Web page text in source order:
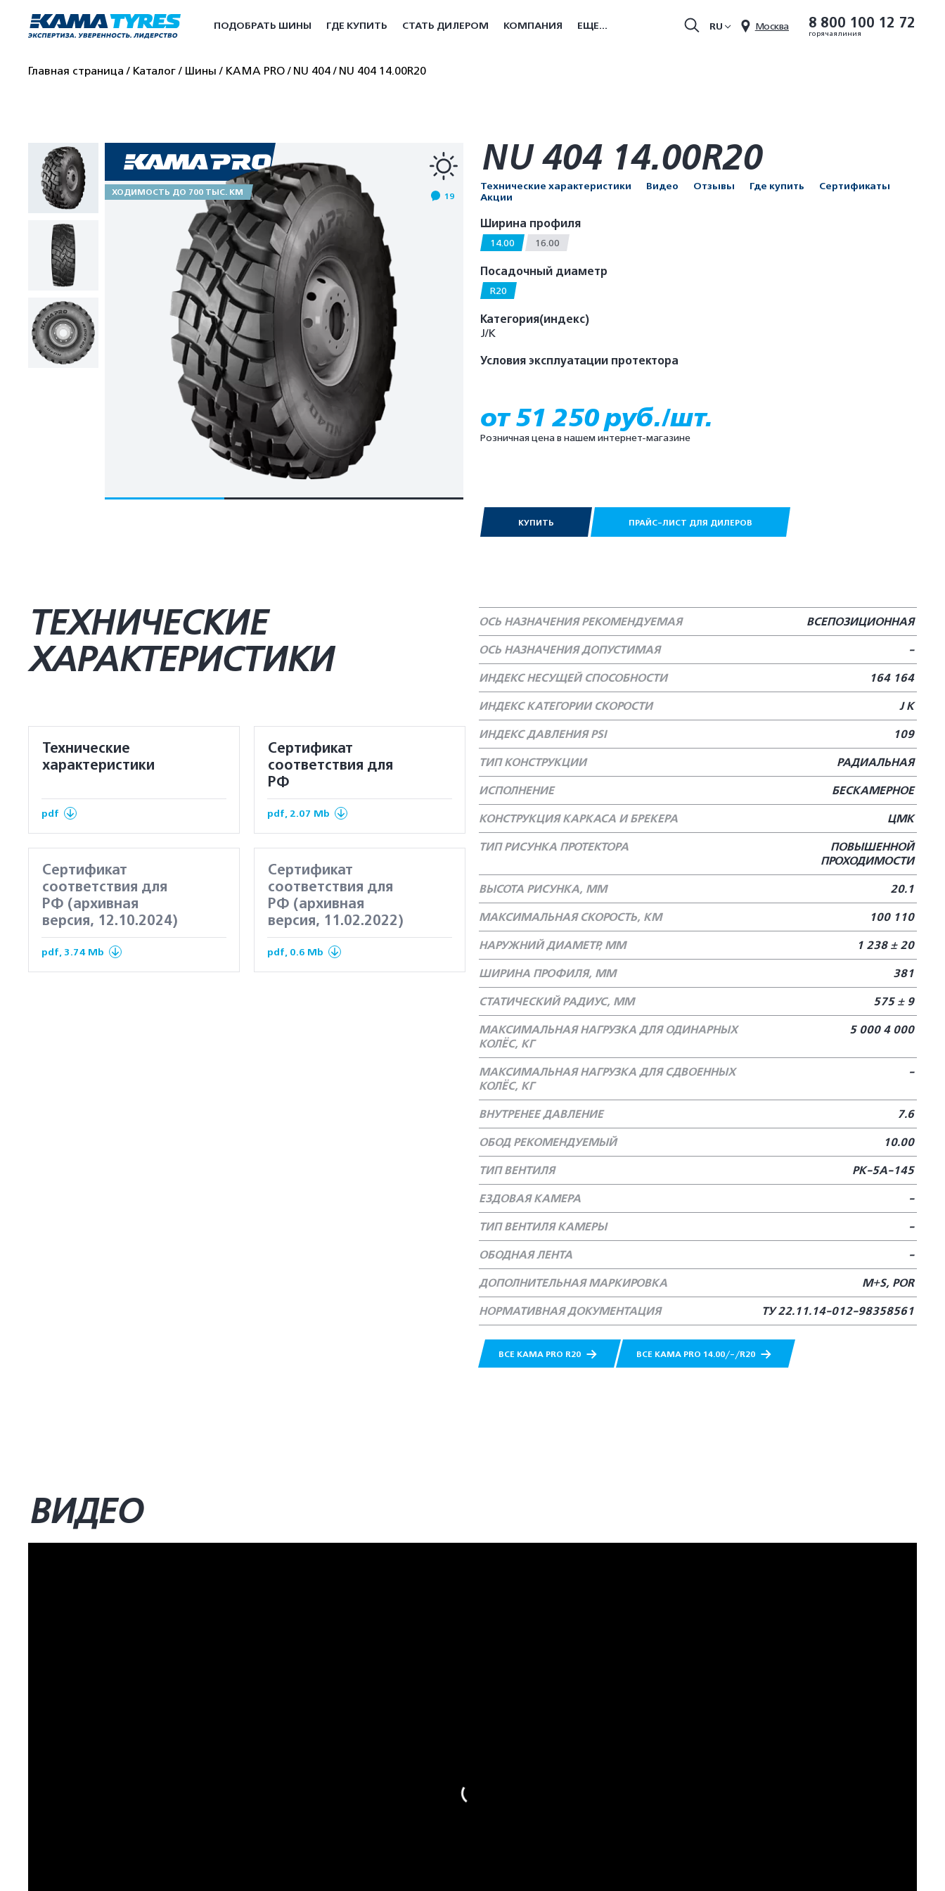
8 800 100 12 72
горячая линия
Москва
RU
ПОДОБРАТЬ ШИНЫ ГДЕ КУПИТЬ СТАТЬ ДИЛЕРОМ КОМПАНИЯ ЕЩЕ...
Главная страница Каталог Шины КАМА PRO NU 404 NU 404 14.00R20
ХОДИМОСТЬ ДО 700 ТЫС. КМ 19
NU 404 14.00R20
Технические характеристики Видео Отзывы Где купить
Сертификаты
Акции
Ширина профиля
14.00 16.00
Посадочный диаметр
R20
Категория(индекс)
J/K
Условия эксплуатации протектора
от 51 250 руб./шт.
Розничная цена в нашем интернет-магазине
КУПИТЬ ПРАЙС-ЛИСТ ДЛЯ ДИЛЕРОВ
ТЕХНИЧЕСКИЕ
ХАРАКТЕРИСТИКИ
Технические
характеристики
pdf
Сертификат
соответствия для
РФ
pdf, 2.07 Mb
Сертификат
соответствия для
РФ (архивная
версия, 12.10.2024)
pdf, 3.74 Mb
Сертификат
соответствия для
РФ (архивная
версия, 11.02.2022)
pdf, 0.6 Mb
ОСЬ НАЗНАЧЕНИЯ РЕКОМЕНДУЕМАЯ
ВСЕПОЗИЦИОННАЯ
ОСЬ НАЗНАЧЕНИЯ ДОПУСТИМАЯ
-
ИНДЕКС НЕСУЩЕЙ СПОСОБНОСТИ
164 164
ИНДЕКС КАТЕГОРИИ СКОРОСТИ
J К
ИНДЕКС ДАВЛЕНИЯ PSI
109
ТИП КОНСТРУКЦИИ
РАДИАЛЬНАЯ
ИСПОЛНЕНИЕ
БЕСКАМЕРНОЕ
КОНСТРУКЦИЯ КАРКАСА И БРЕКЕРА
ЦМК
ТИП РИСУНКА ПРОТЕКТОРА
ПОВЫШЕННОЙ
ПРОХОДИМОСТИ
ВЫСОТА РИСУНКА, ММ
20.1
МАКСИМАЛЬНАЯ СКОРОСТЬ, КМ
100 110
НАРУЖНИЙ ДИАМЕТР, ММ
1 238 ± 20
ШИРИНА ПРОФИЛЯ, ММ
381
СТАТИЧЕСКИЙ РАДИУС, ММ
575 ± 9
МАКСИМАЛЬНАЯ НАГРУЗКА ДЛЯ ОДИНАРНЫХ
КОЛЁС, КГ
5 000 4 000
МАКСИМАЛЬНАЯ НАГРУЗКА ДЛЯ СДВОЕННЫХ
КОЛЁС, КГ
-
ВНУТРЕНЕЕ ДАВЛЕНИЕ
7.6
ОБОД РЕКОМЕНДУЕМЫЙ
10.00
ТИП ВЕНТИЛЯ
РК-5А-145
ЕЗДОВАЯ КАМЕРА
-
ТИП ВЕНТИЛЯ КАМЕРЫ
-
ОБОДНАЯ ЛЕНТА
-
ДОПОЛНИТЕЛЬНАЯ МАРКИРОВКА
M+S, POR
НОРМАТИВНАЯ ДОКУМЕНТАЦИЯ
ТУ 22.11.14-012-98358561
ВСЕ КАМА PRO R20 ВСЕ КАМА PRO 14.00/-/R20
ВИДЕО